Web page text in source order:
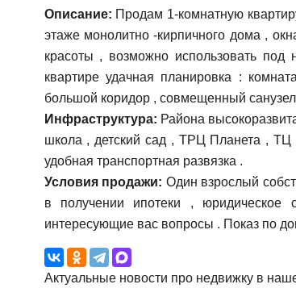
Описание: Продам 1-комнатную
этаже монолитно -кирпичного дома ,
красоты , возможно использовать
квартире удачная планировка :
большой коридор , совмещенный
Инфраструктура: Района
школа , детский сад , ТРЦ Планета , ТЦ
удобная транспортная развязка .
Условия продажи: Один взрослый
в получении ипотеки ,
интересующие вас вопросы . Показ по
Актуальные новости про недвижку в